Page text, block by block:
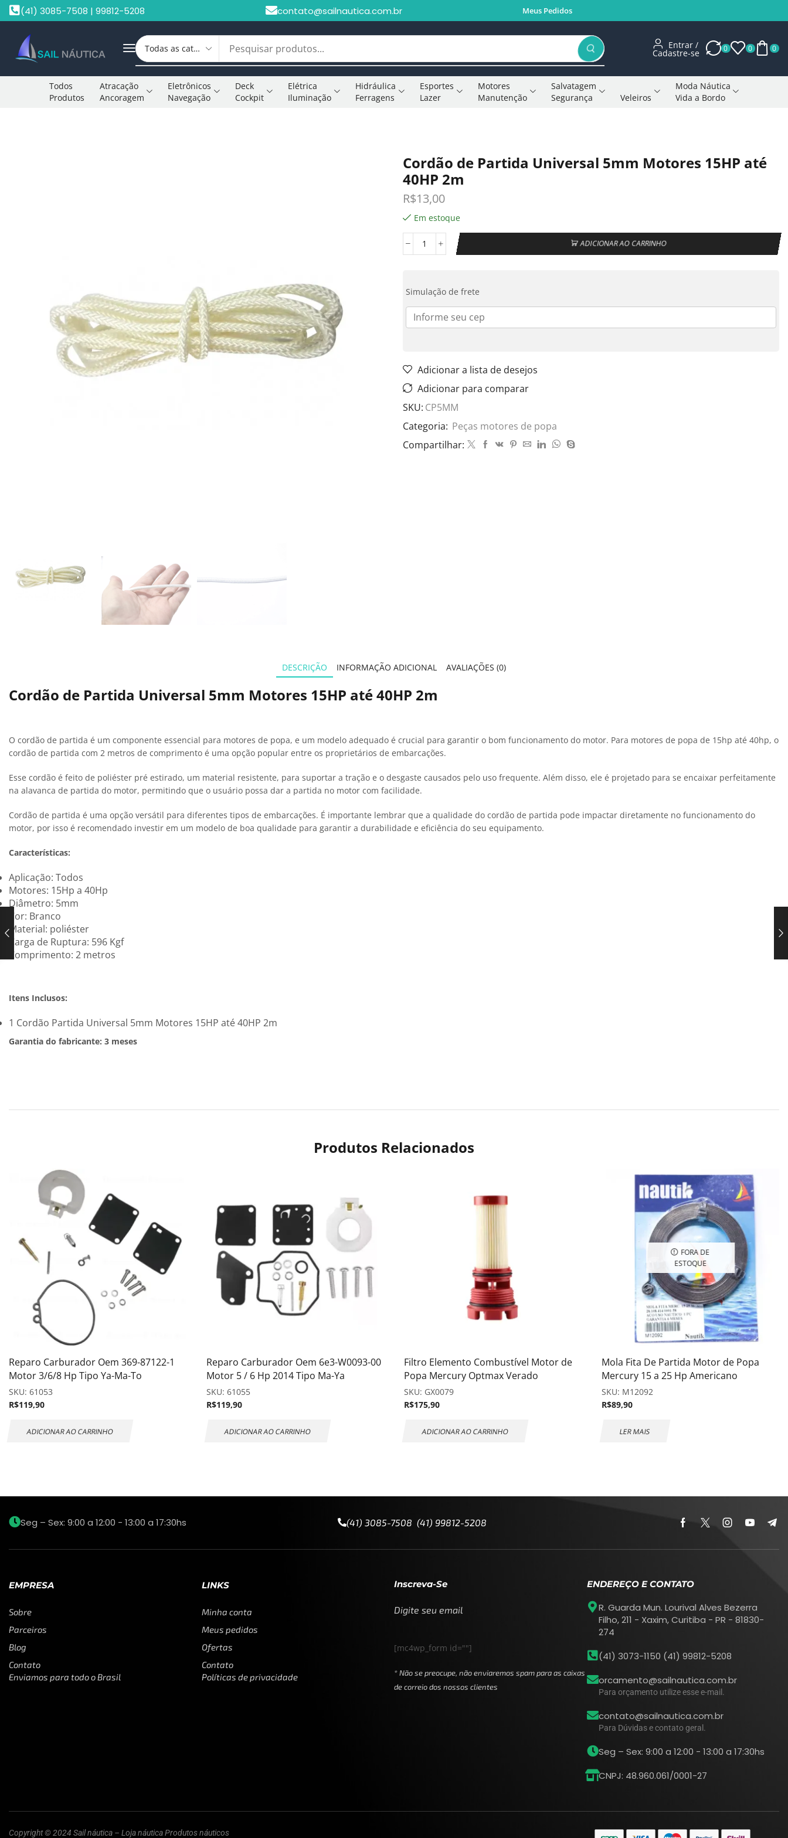
(41) 3085-7508 | 99812-5208 contato@sailnautica.com.br Meus Pedidos
Entrar /
Cadastre-se 0 0 0
Todos
Produtos
Atracação
Ancoragem
Eletrônicos
Navegação
Deck
Cockpit
Elétrica
Iluminação
Hidráulica
Ferragens
Esportes
Lazer
Motores
Manutenção
Salvatagem
Segurança
Veleiros
Moda Náutica
Vida a Bordo
Cordão de Partida Universal 5mm Motores 15HP até
40HP 2m
R$13,00
Em estoque
ADICIONAR AO CARRINHO
Simulação de frete
Adicionar a lista de desejos
Adicionar para comparar
SKU: CP5MM
Categoria: Peças motores de popa
Compartilhar:
DESCRIÇÃO INFORMAÇÃO ADICIONAL AVALIAÇÕES (0)
Cordão de Partida Universal 5mm Motores 15HP até 40HP 2m
O cordão de partida é um componente essencial para motores de popa, e um modelo adequado é crucial para garantir o bom funcionamento do motor. Para motores de popa de 15hp até 40hp, o
cordão de partida com 2 metros de comprimento é uma opção popular entre os proprietários de embarcações.
Esse cordão é feito de poliéster pré estirado, um material resistente, para suportar a tração e o desgaste causados pelo uso frequente. Além disso, ele é projetado para se encaixar perfeitamente
na alavanca de partida do motor, permitindo que o usuário possa dar a partida no motor com facilidade.
Cordão de partida é uma opção versátil para diferentes tipos de embarcações. É importante lembrar que a qualidade do cordão de partida pode impactar diretamente no funcionamento do
motor, por isso é recomendado investir em um modelo de boa qualidade para garantir a durabilidade e eficiência do seu equipamento.
Características:
Aplicação: Todos
Motores: 15Hp a 40Hp
Diâmetro: 5mm
Cor: Branco
Material: poliéster
Carga de Ruptura: 596 Kgf
Comprimento: 2 metros
Itens Inclusos:
1 Cordão Partida Universal 5mm Motores 15HP até 40HP 2m
Garantia do fabricante: 3 meses
Produtos Relacionados
Reparo Carburador Oem 369-87122-1
Motor 3/6/8 Hp Tipo Ya-Ma-To
SKU: 61053
R$119,90
ADICIONAR AO CARRINHO
Reparo Carburador Oem 6e3-W0093-00
Motor 5 / 6 Hp 2014 Tipo Ma-Ya
SKU: 61055
R$119,90
ADICIONAR AO CARRINHO
Filtro Elemento Combustível Motor de
Popa Mercury Optmax Verado
SKU: GX0079
R$175,90
ADICIONAR AO CARRINHO
FORA DE
ESTOQUE
Mola Fita De Partida Motor de Popa
Mercury 15 a 25 Hp Americano
SKU: M12092
R$89,90
LER MAIS
Seg – Sex: 9:00 a 12:00 - 13:00 a 17:30hs (41) 3085-7508 (41) 99812-5208
EMPRESA
Sobre
Parceiros
Blog
Contato
Enviamos para todo o Brasil
LINKS
Minha conta
Meus pedidos
Ofertas
Contato
Políticas de privacidade
Inscreva-Se
Digite seu email
[mc4wp_form id=""]
* Não se preocupe, não enviaremos spam para as caixas
de correio dos nossos clientes
ENDEREÇO E CONTATO
R. Guarda Mun. Lourival Alves Bezerra
Filho, 211 - Xaxim, Curitiba - PR - 81830-
274
(41) 3073-1150 (41) 99812-5208
orcamento@sailnautica.com.br
Para orçamento utilize esse e-mail.
contato@sailnautica.com.br
Para Dúvidas e contato geral.
Seg – Sex: 9:00 a 12:00 - 13:00 a 17:30hs
CNPJ: 48.960.061/0001-27
Copyright © 2024 Sail náutica – Loja náutica Produtos náuticos